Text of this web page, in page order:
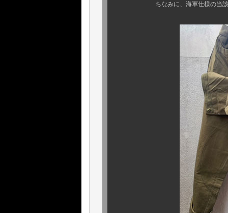
ちなみに、海軍仕様の当該パン